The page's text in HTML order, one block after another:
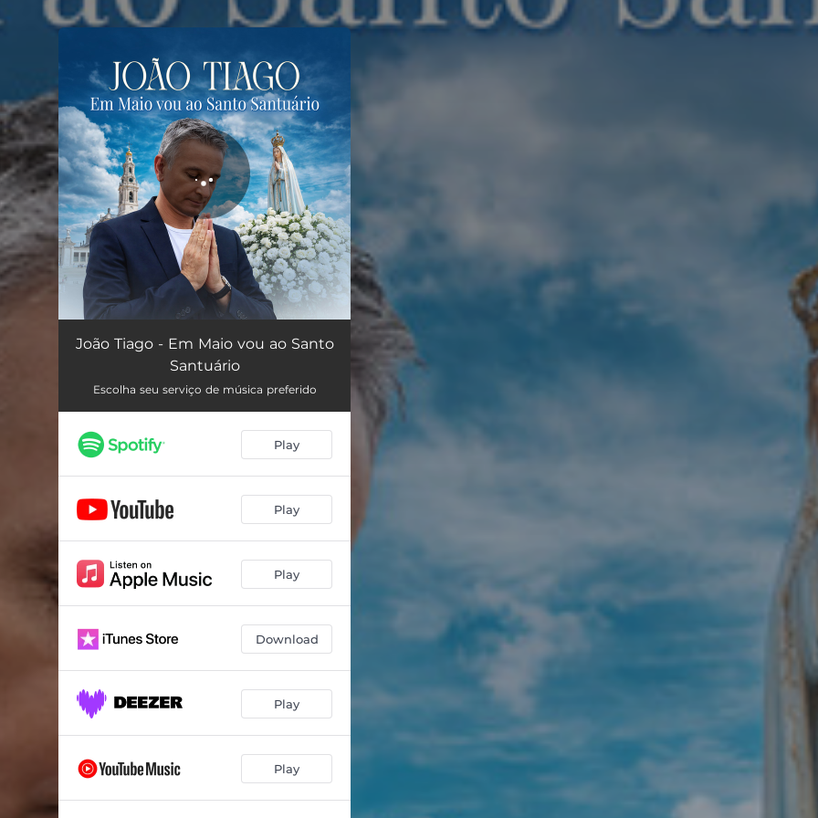
You're all set!
Em Maio vou ao Santo Santuário 03:39
João Tiago - Em Maio vou ao Santo
Santuário
Escolha seu serviço de música preferido
Play
Play
Play
Download
Play
Play